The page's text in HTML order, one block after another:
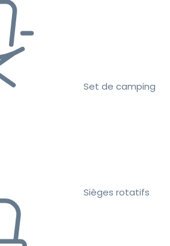
Set de camping
Sièges rotatifs